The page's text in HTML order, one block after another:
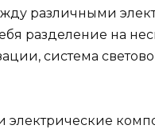
различными
разделение на
система
электрические